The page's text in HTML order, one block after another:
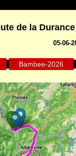
Bambee-2026
de la Durance
05-06-